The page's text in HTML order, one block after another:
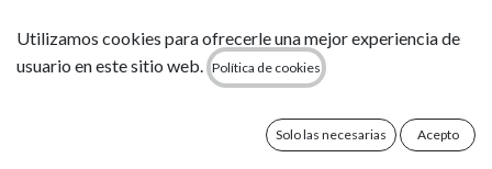
Chase - Dusky Blue
(0 reseña)
algodón peinado. Forma parte de nuestro Chase Program,
que se centra en productos básicos de punto Jersey e incluye
Utilizamos cookies para ofrecerle una mejor experiencia de
usuario en este sitio web.
Política de cookies
Solo las necesarias Acepto